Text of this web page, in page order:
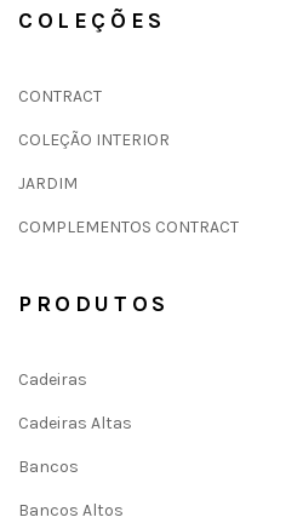
COLEÇÕES
CONTRACT
COLEÇÃO INTERIOR
JARDIM
COMPLEMENTOS CONTRACT
PRODUTOS
Cadeiras
Cadeiras Altas
Bancos
Bancos Altos